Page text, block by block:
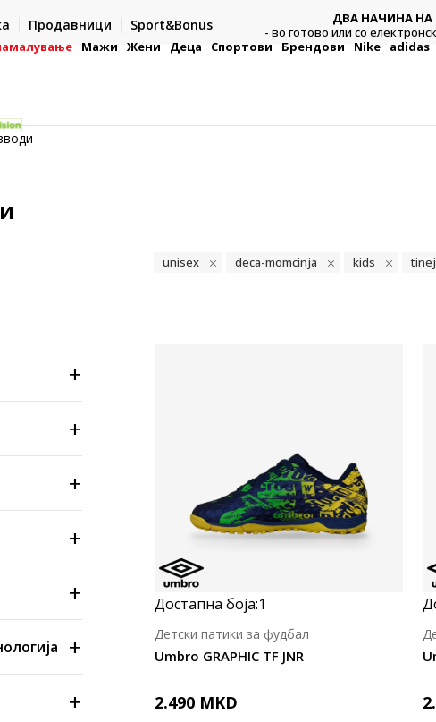
Продавници Sport&Bonus
готово или со електронска платежна
ДВА НАЧИНА НА
- во готово или со
Мажи Жени Деца Спортови Брендови Nike adidas
unisex deca-momcinja kids
Uporedi
Достапна боја:1
Umbro GRAPHIC TF JNR
Детски патики за фудбал
2.490 MKD